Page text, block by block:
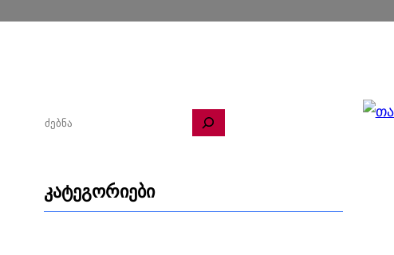
ძ
ნ
ა
კატეგორიები